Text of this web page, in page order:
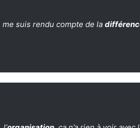
me suis rendu compte de la